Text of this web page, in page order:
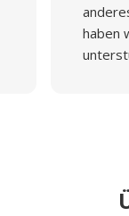
haben